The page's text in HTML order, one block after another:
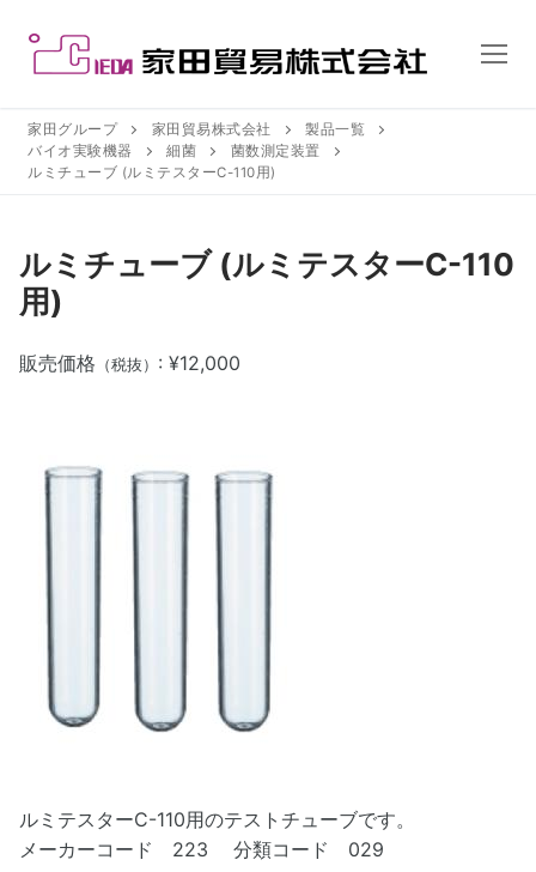
家田グループ 家田貿易株式会社
製品一覧
バイオ実験機器
細菌
菌数測定装置
ルミチューブ (ルミテスターC-110用)
ルミチューブ (ルミテスターC-110
用)
販売価格 （税抜） : ¥12,000
ルミテスターC-110用のテストチューブです。
メーカーコード 223 分類コード 029